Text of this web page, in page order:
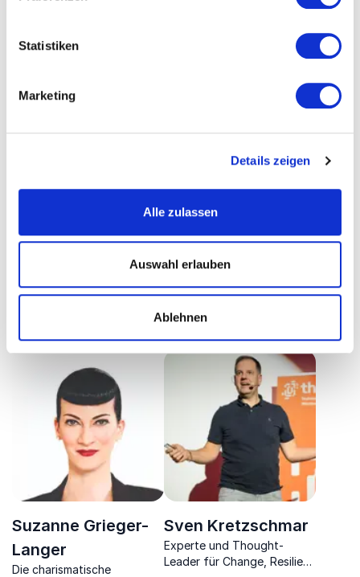
Statistiken
Marketing
Details zeigen
Alle zulassen
Auswahl erlauben
Ablehnen
Basketballprofi,
Masterabschluss in
die Potenziale Ihres
Publikums zum Vorschein.
Piratenseele: Leadership neu
denken
Unternehmerin, Autorin &
Speakerin
Suzanne Grieger-
Langer
Die charismatische
Sven Kretzschmar
Experte und Thought-
Leader für Change, Resilienz